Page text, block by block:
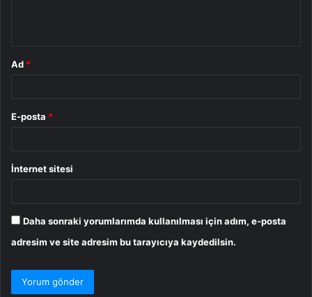
Ad *
E-posta *
İnternet sitesi
Daha sonraki yorumlarımda kullanılması için adım, e-posta
adresim ve site adresim bu tarayıcıya kaydedilsin.